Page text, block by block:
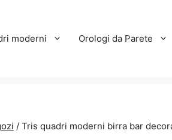
moderni Orologi da Parete
/ Tris quadri moderni birra bar